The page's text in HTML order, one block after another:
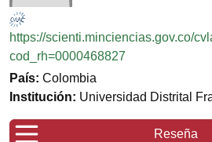
https://scienti.minciencias.gov.co/
cod_rh=0000468827
País: Colombia
Institución: Universidad Distrital
Reseña